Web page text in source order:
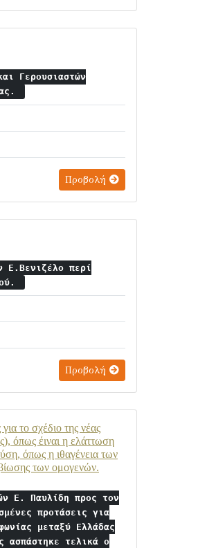
Γερουσιαστών
Προβολή
Ε.Βενιζέλο περί
Προβολή
το σχέδιο της νέας
όπως έιναι η ελάττωση
όπως η ιθαγένεια των
των ομογενών.
Ε. Παυλίδη προς τον
προτάσεις για
μεταξύ Ελλάδας
ασπάστηκε τελικά ο